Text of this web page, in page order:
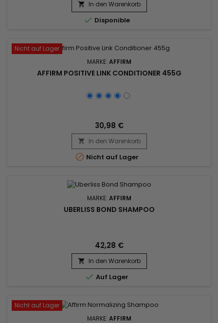
tief Feuchtigkeit, verleiht der Haarfaser Weichheit und
Geschmeidigkeit. &nbsp;Affirm Fiberguard Sustenance
Fortifying Treatment ist eine...
 In den Warenkorb
 Disponible
Nicht auf Lager
MARKE: AFFIRM
AFFIRM POSITIVE LINK CONDITIONER 455G
30,98 €
 In den Warenkorb
 Nicht auf Lager
MARKE: AFFIRM
UBERLISS BOND SHAMPOO
42,28 €
 In den Warenkorb
 Auf Lager
Nicht auf Lager
MARKE: AFFIRM